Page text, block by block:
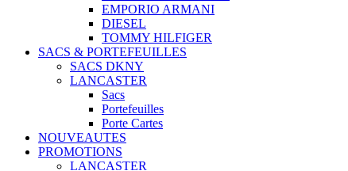
EMPORIO ARMANI
DIESEL
TOMMY HILFIGER
SACS & PORTEFEUILLES
SACS DKNY
LANCASTER
Sacs
Portefeuilles
Porte Cartes
NOUVEAUTES
PROMOTIONS
LANCASTER